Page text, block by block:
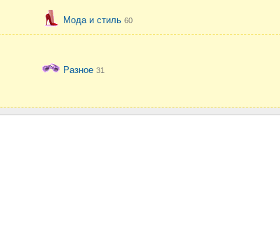
Мода и стиль 60
Разное 31